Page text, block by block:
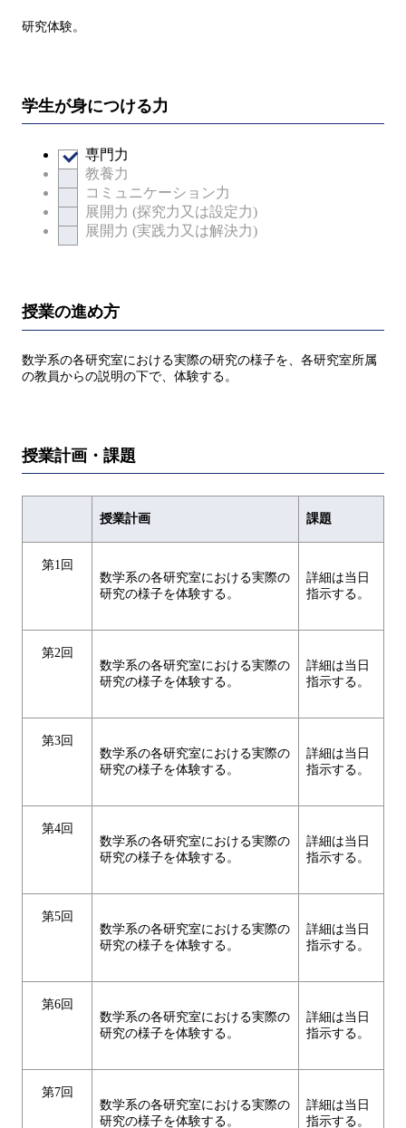
研究体験。
学生が身につける力
専門力
教養力
コミュニケーション力
展開力 (探究力又は設定力)
展開力 (実践力又は解決力)
授業の進め方
数学系の各研究室における実際の研究の様子を、各研究室所属
の教員からの説明の下で、体験する。
授業計画・課題
授業計画 課題
第1回
数学系の各研究室における実際の
研究の様子を体験する。
詳細は当日
指示する。
第2回
数学系の各研究室における実際の
研究の様子を体験する。
詳細は当日
指示する。
第3回
数学系の各研究室における実際の
研究の様子を体験する。
詳細は当日
指示する。
第4回
数学系の各研究室における実際の
研究の様子を体験する。
詳細は当日
指示する。
第5回
数学系の各研究室における実際の
研究の様子を体験する。
詳細は当日
指示する。
第6回
数学系の各研究室における実際の
研究の様子を体験する。
詳細は当日
指示する。
第7回
数学系の各研究室における実際の
研究の様子を体験する。
詳細は当日
指示する。